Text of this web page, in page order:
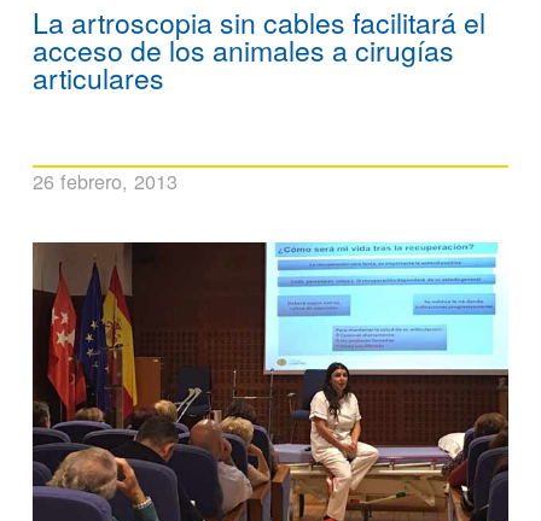
La artroscopia sin cables facilitará el
acceso de los animales a cirugías
articulares
26 febrero, 2013